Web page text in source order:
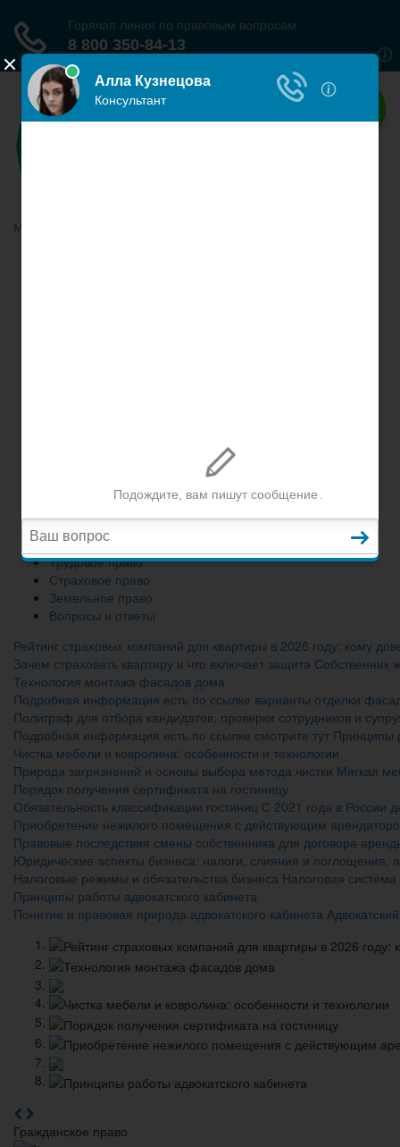
Наше право
Меню
Гражданское право
Трудовое право
Страховое право
Земельное право
Вопросы и ответы
Рейтинг страховых компаний для квартиры в 2026 году: кому
Зачем страховать квартиру и что включает защита
Технология монтажа фасадов дома
Подробная информация есть по ссылке варианты отделки
Полиграф для отбора кандидатов, проверки сотрудников и
Подробная информация есть по ссылке смотрите тут
Чистка мебели и ковролина: особенности и технологии
Природа загрязнений и основы выбора метода чистки Мягкая
Порядок получения сертификата на гостиницу
Обязательность классификации гостиниц С 2021 года в
Приобретение нежилого помещения с действующим
Правовые последствия смены собственника для договора
Юридические аспекты бизнеса: налоги, слияния и поглощения,
Налоговые режимы и обязательства бизнеса Налоговая
Принципы работы адвокатского кабинета
Понятие и правовая природа адвокатского кабинета
Гражданское право